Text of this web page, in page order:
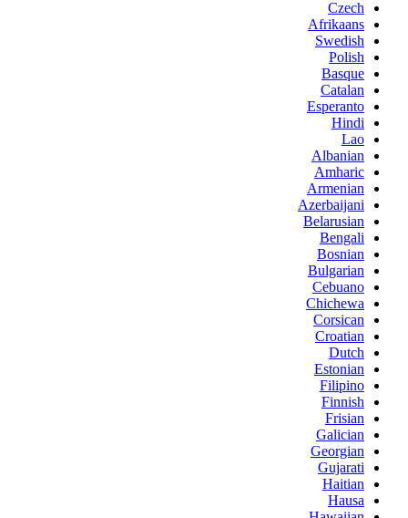
Czech
Afrikaans
Swedish
Polish
Basque
Catalan
Esperanto
Hindi
Lao
Albanian
Amharic
Armenian
Azerbaijani
Belarusian
Bengali
Bosnian
Bulgarian
Cebuano
Chichewa
Corsican
Croatian
Dutch
Estonian
Filipino
Finnish
Frisian
Galician
Georgian
Gujarati
Haitian
Hausa